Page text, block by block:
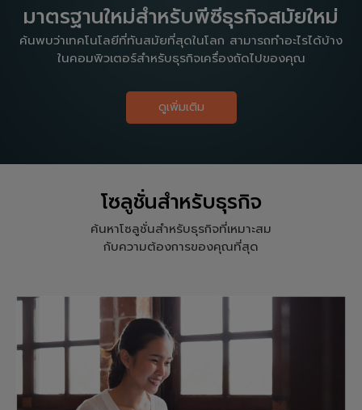
มาตรฐานใหม่สำหรับพีซีธุรกิจสมัยใหม่
ค้นพบว่าเทคโนโลยีที่ทันสมัยที่สุดในโลก สามารถทำอะไรได้บ้าง
ในคอมพิวเตอร์สำหรับธุรกิจเครื่องถัดไปของคุณ
ดูเพิ่มเติม
โซลูชั่นสำหรับธุรกิจ
ค้นหาโซลูชั่นสำหรับธุรกิจที่เหมาะสม
กับความต้องการของคุณที่สุด